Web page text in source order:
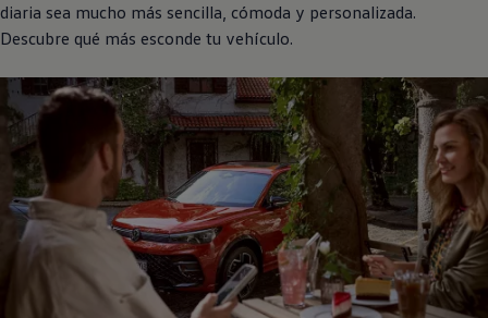
diaria sea mucho más sencilla, cómoda y personalizada.
Descubre qué más esconde tu vehículo.